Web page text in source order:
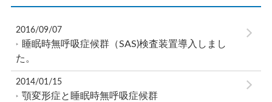
2016/09/07
睡眠時無呼吸症候群（SAS)検査装置導入しまし
た。
2014/01/15
顎変形症と睡眠時無呼吸症候群